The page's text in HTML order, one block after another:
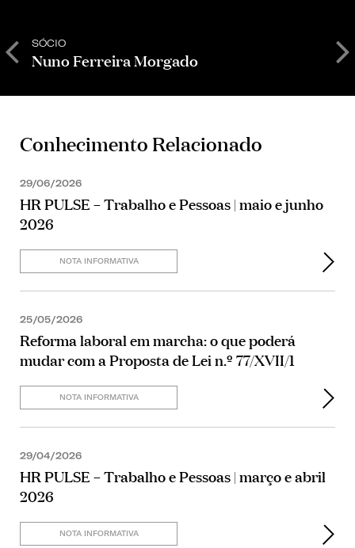
SÓCIO
Nuno Ferreira Morgado
Conhecimento Relacionado
29/06/2026
HR PULSE – Trabalho e Pessoas | maio e junho
2026
NOTA INFORMATIVA
25/05/2026
Reforma laboral em marcha: o que poderá
mudar com a Proposta de Lei n.º 77/XVII/1
NOTA INFORMATIVA
29/04/2026
HR PULSE – Trabalho e Pessoas | março e abril
2026
NOTA INFORMATIVA